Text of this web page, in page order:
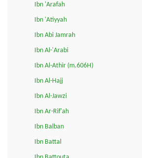
Ibn 'Arafah
Ibn 'Atiyyah
Ibn Abi Jamrah
Ibn Al-'Arabi
Ibn Al-Athir (m.606H)
Ibn Al-Hajj
Ibn Al-Jawzi
Ibn Ar-Rif'ah
Ibn Balban
Ibn Battal